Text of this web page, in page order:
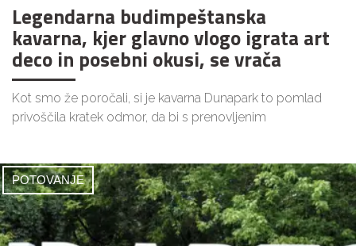
Legendarna budimpeštanska
kavarna, kjer glavno vlogo igrata art
deco in posebni okusi, se vrača
Kot smo že poročali, si je kavarna Dunapark to pomlad
privoščila kratek odmor, da bi s prenovljenim
POTOVANJE